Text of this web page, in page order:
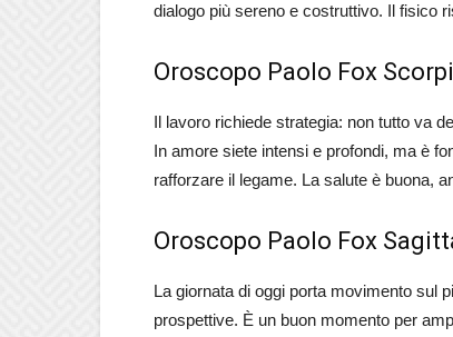
dialogo più sereno e costruttivo. Il fisico
Oroscopo Paolo Fox
Il lavoro richiede strategia: non tutto va
In amore siete intensi e profondi, ma è
rafforzare il legame. La salute è buona,
Oroscopo Paolo Fox
La giornata di oggi porta movimento sul
prospettive. È un buon momento per